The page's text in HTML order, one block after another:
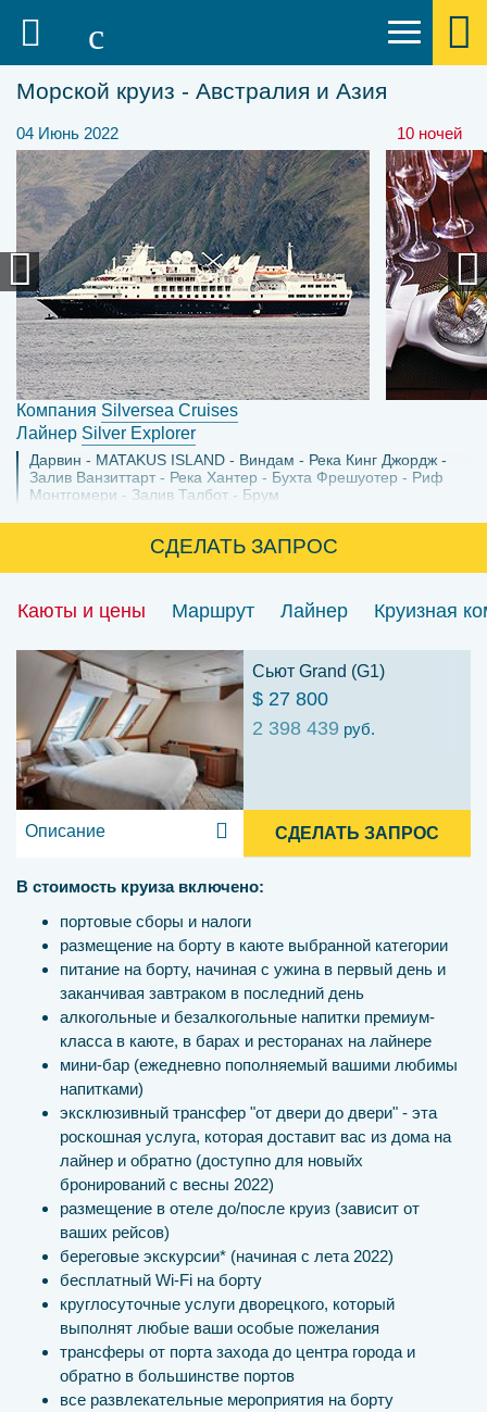
Морской круиз - Австралия и Азия
04 Июнь 2022 10 ночей
Компания Silversea Cruises
Лайнер Silver Explorer
Дарвин MATAKUS ISLAND Виндам
Река Кинг Джордж
Залив Ванзиттарт
Река Хантер Бухта Фрешуотер
Риф
Монтгомери
Залив Талбот Брум
СДЕЛАТЬ ЗАПРОС
Каюты и цены Маршрут Лайнер Круизная
Сьют Grand (G1)
$ 27 800
2 398 439 руб.
Описание СДЕЛАТЬ ЗАПРОС
В стоимость круиза включено:
портовые сборы и налоги
размещение на борту в каюте выбранной категории
питание на борту, начиная с ужина в первый день и
заканчивая завтраком в последний день
алкогольные и безалкогольные напитки премиум-
класса в каюте, в барах и ресторанах на лайнере
мини-бар (ежедневно пополняемый вашими любимы
напитками)
эксклюзивный трансфер "от двери до двери" - эта
роскошная услуга, которая доставит вас из дома на
лайнер и обратно (доступно для новыйх
бронирований с весны 2022)
размещение в отеле до/после круиз (зависит от
ваших рейсов)
береговые экскурсии* (начиная с лета 2022)
бесплатный Wi-Fi на борту
круглосуточные услуги дворецкого, который
выполнят любые ваши особые пожелания
трансферы от порта захода до центра города и
обратно в большинстве портов
все развлекательные мероприятия на борту